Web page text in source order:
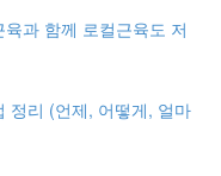
과 함께 로컬근육도 저
정리 (언제, 어떻게, 얼마